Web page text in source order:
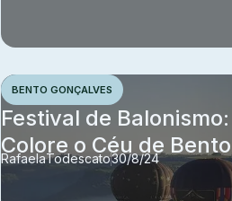
BENTO GONÇALVES
Festival de
Colore o Céu de
RafaelaTodescato30/8/24